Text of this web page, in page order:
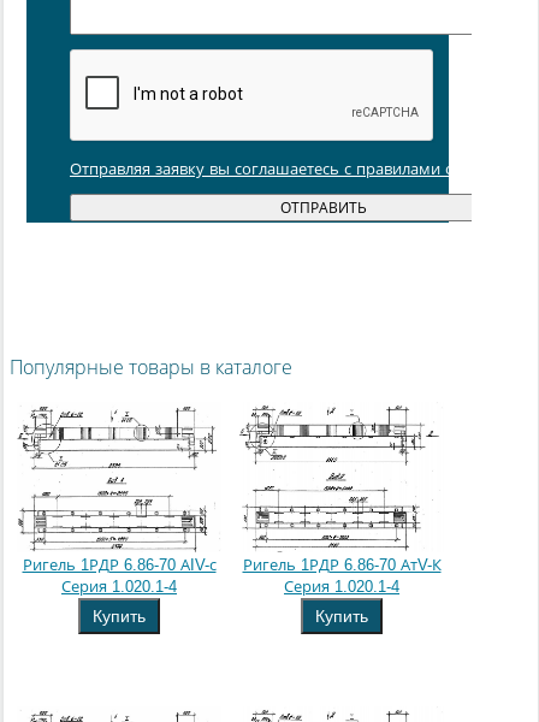
Отправляя заявку вы соглашаетесь с правилами обработки
Популярные товары в каталоге
Ригель 1РДР 6.86-70 АIV-с
Серия 1.020.1-4
Купить
Ригель 1РДР 6.86-70 АтV-К
Серия 1.020.1-4
Купить